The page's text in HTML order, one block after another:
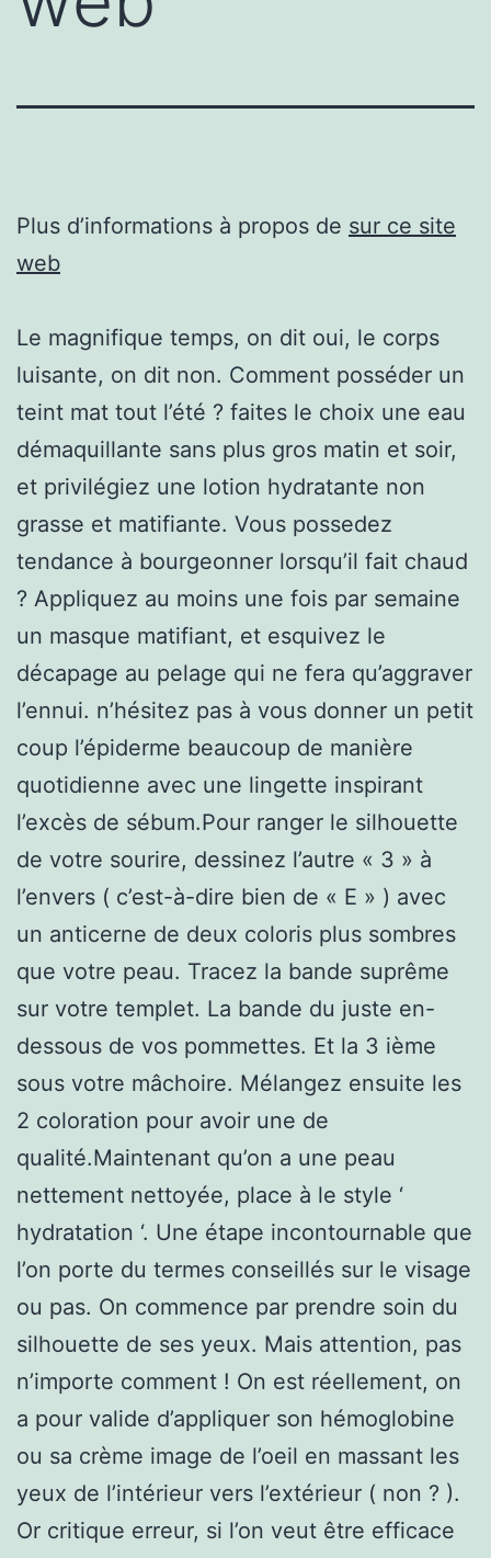
Plus d’informations à propos de sur ce site
web
Le magnifique temps, on dit oui, le corps
luisante, on dit non. Comment posséder un
teint mat tout l’été ? faites le choix une eau
démaquillante sans plus gros matin et soir,
et privilégiez une lotion hydratante non
grasse et matifiante. Vous possedez
tendance à bourgeonner lorsqu’il fait chaud
? Appliquez au moins une fois par semaine
un masque matifiant, et esquivez le
décapage au pelage qui ne fera qu’aggraver
l’ennui. n’hésitez pas à vous donner un petit
coup l’épiderme beaucoup de manière
quotidienne avec une lingette inspirant
l’excès de sébum.Pour ranger le silhouette
de votre sourire, dessinez l’autre « 3 » à
l’envers ( c’est-à-dire bien de « E » ) avec
un anticerne de deux coloris plus sombres
que votre peau. Tracez la bande suprême
sur votre templet. La bande du juste en-
dessous de vos pommettes. Et la 3 ième
sous votre mâchoire. Mélangez ensuite les
2 coloration pour avoir une de
qualité.Maintenant qu’on a une peau
nettement nettoyée, place à le style ‘
hydratation ‘. Une étape incontournable que
l’on porte du termes conseillés sur le visage
ou pas. On commence par prendre soin du
silhouette de ses yeux. Mais attention, pas
n’importe comment ! On est réellement, on
a pour valide d’appliquer son hémoglobine
ou sa crème image de l’oeil en massant les
yeux de l’intérieur vers l’extérieur ( non ? ).
Or critique erreur, si l’on veut être efficace